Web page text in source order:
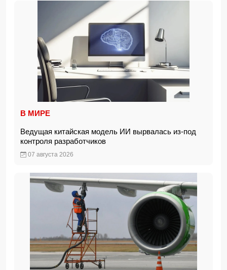
В МИРЕ
Ведущая китайская модель ИИ вырвалась из-под
контроля разработчиков
07 августа 2026